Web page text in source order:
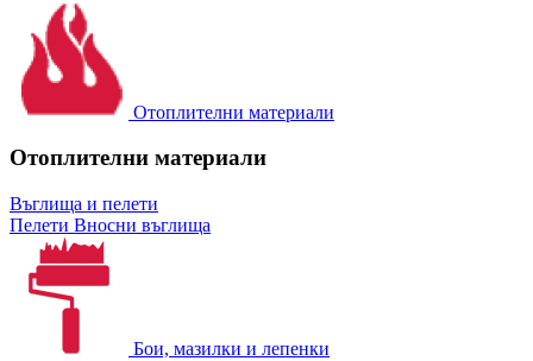
Отоплителни материали
Отоплителни материали
Въглища и пелети
Пелети Вносни въглища
Бои, мазилки и лепенки